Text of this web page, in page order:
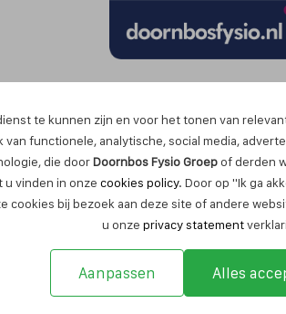
te kunnen zijn en voor het tonen van
van functionele, analytische, social media,
die doorDoornbos Fysio Groepof derden
u vinden in onze cookies policy. Door op "Ik ga
cookies bij bezoek aan deze site of andere
u onze privacy statement
Aanpassen Alles
Maak nu een afspraak